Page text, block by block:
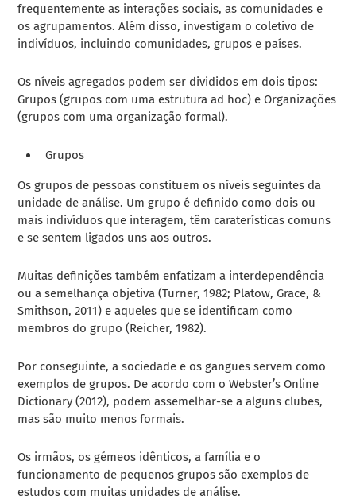
frequentemente as interações sociais, as comunidades e
os agrupamentos. Além disso, investigam o coletivo de
indivíduos, incluindo comunidades, grupos e países.
Os níveis agregados podem ser divididos em dois tipos:
Grupos (grupos com uma estrutura ad hoc) e Organizações
(grupos com uma organização formal).
Grupos
Os grupos de pessoas constituem os níveis seguintes da
unidade de análise. Um grupo é definido como dois ou
mais indivíduos que interagem, têm caraterísticas comuns
e se sentem ligados uns aos outros.
Muitas definições também enfatizam a interdependência
ou a semelhança objetiva (Turner, 1982; Platow, Grace, &
Smithson, 2011) e aqueles que se identificam como
membros do grupo (Reicher, 1982).
Por conseguinte, a sociedade e os gangues servem como
exemplos de grupos. De acordo com o Webster’s Online
Dictionary (2012), podem assemelhar-se a alguns clubes,
mas são muito menos formais.
Os irmãos, os gémeos idênticos, a família e o
funcionamento de pequenos grupos são exemplos de
estudos com muitas unidades de análise.